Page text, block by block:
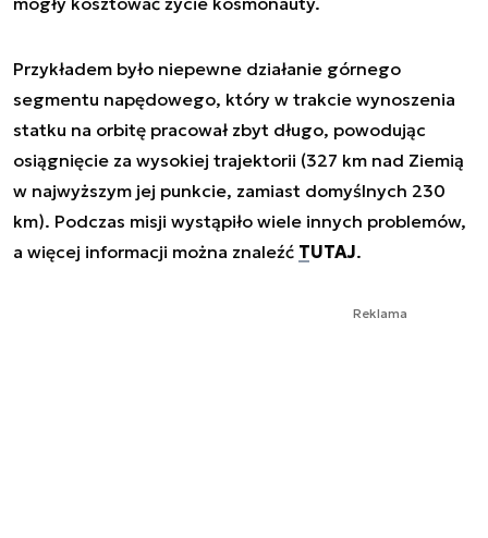
Przykładem było niepewne działanie górnego
segmentu napędowego, który w trakcie wynoszenia
statku na orbitę pracował zbyt długo, powodując
osiągnięcie za wysokiej trajektorii (327 km nad Ziemią
w najwyższym jej punkcie, zamiast domyślnych 230
km). Podczas misji wystąpiło wiele innych problemów,
a więcej informacji można znaleźć TUTAJ.
Reklama